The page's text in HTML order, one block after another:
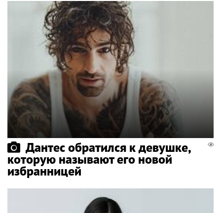
Дантес обратился к девушке,
которую называют его новой
избранницей